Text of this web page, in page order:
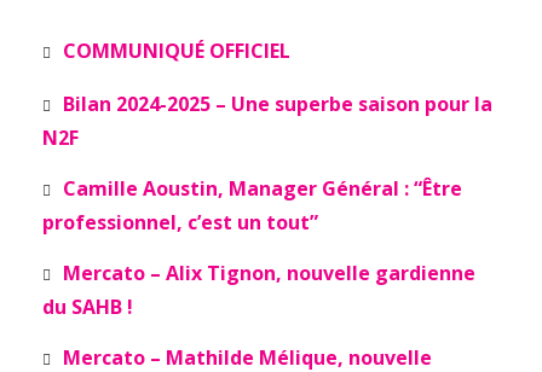
COMMUNIQUÉ OFFICIEL
Bilan 2024-2025 – Une superbe saison pour la
N2F
Camille Aoustin, Manager Général : “Être
professionnel, c’est un tout”
Mercato – Alix Tignon, nouvelle gardienne
du SAHB !
Mercato – Mathilde Mélique, nouvelle